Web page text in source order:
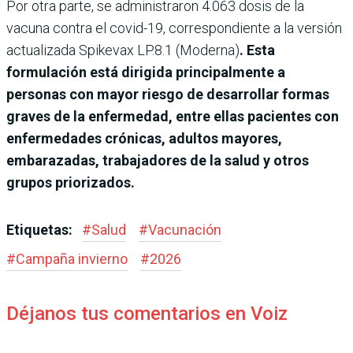
Por otra parte, se administraron 4.063 dosis de la
vacuna contra el covid-19, correspondiente a la versión
actualizada Spikevax LP.8.1 (Moderna). Esta
formulación está dirigida principalmente a
personas con mayor riesgo de desarrollar formas
graves de la enfermedad, entre ellas pacientes con
enfermedades crónicas, adultos mayores,
embarazadas, trabajadores de la salud y otros
grupos priorizados.
Etiquetas: #Salud #Vacunación
#Campaña invierno #2026
Déjanos tus comentarios en Voiz